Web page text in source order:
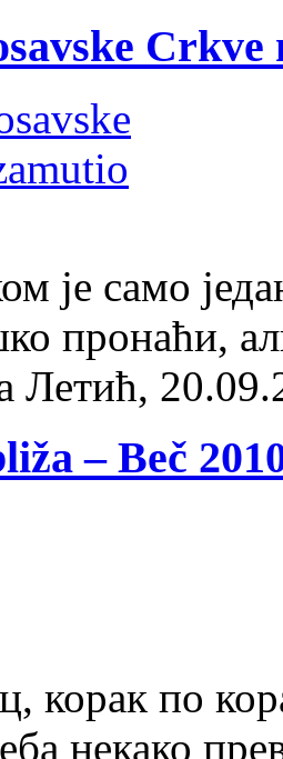
је само
пронаћи,
Летић,
– Beč
корак по
некако